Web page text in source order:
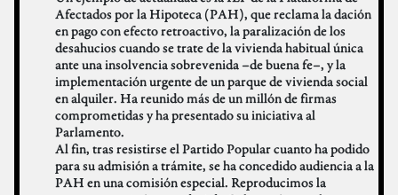
Afectados por la Hipoteca (PAH), que reclama la dación
en pago con efecto retroactivo, la paralización de los
desahucios cuando se trate de la vivienda habitual única
ante una insolvencia sobrevenida –de buena fe–, y la
implementación urgente de un parque de vivienda social
en alquiler. Ha reunido más de un millón de firmas
comprometidas y ha presentado su iniciativa al
Parlamento.
Al fin, tras resistirse el Partido Popular cuanto ha podido
para su admisión a trámite, se ha concedido audiencia a la
PAH en una comisión especial. Reproducimos la